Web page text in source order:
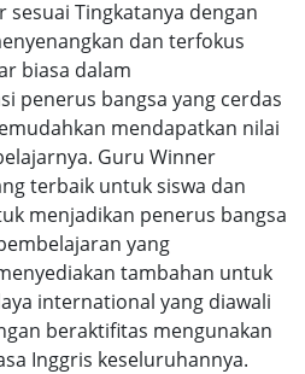
sesuai Tingkatanya dengan
dan terfokus
biasa dalam
penerus bangsa yang cerdas
mendapatkan nilai
Guru Winner
terbaik untuk siswa dan
menjadikan penerus bangsa
yang
tambahan untuk
international yang diawali
beraktifitas mengunakan
Inggris keseluruhannya.